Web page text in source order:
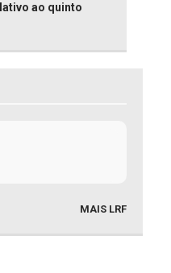
ao quinto
MAIS LRF